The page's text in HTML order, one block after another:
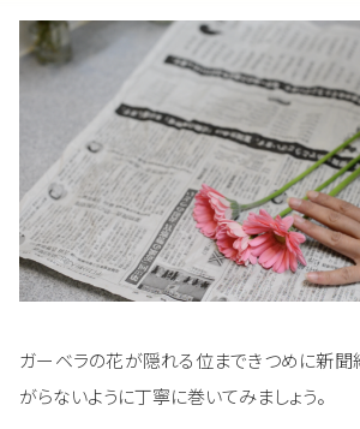
ガーベラの花が隠れる位まできつめに新聞
がらないように丁寧に巻いてみましょう。